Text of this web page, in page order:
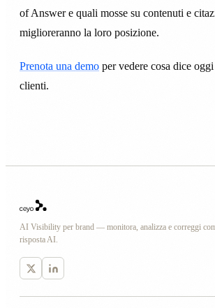
of Answer e quali mosse su contenuti e
miglioreranno la loro posizione.
Prenota una demo per vedere cosa dice
clienti.
AI Visibility per brand — monitora, analizza e correggi
risposta AI.